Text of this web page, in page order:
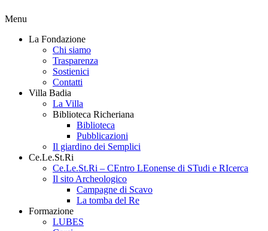
Menu
La Fondazione
Chi siamo
Trasparenza
Sostienici
Contatti
Villa Badia
La Villa
Biblioteca Richeriana
Biblioteca
Pubblicazioni
Il giardino dei Semplici
Ce.Le.St.Ri
Ce.Le.St.Ri – CEntro LEonense di STudi e RIcerca
Il sito Archeologico
Campagne di Scavo
La tomba del Re
Formazione
LUBES